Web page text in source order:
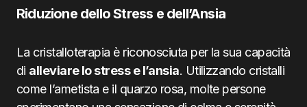
Riduzione dello Stress e dell’Ansia
La cristalloterapia è riconosciuta per la sua capacità
di alleviare lo stress e l’ansia. Utilizzando cristalli
come l’ametista e il quarzo rosa, molte persone